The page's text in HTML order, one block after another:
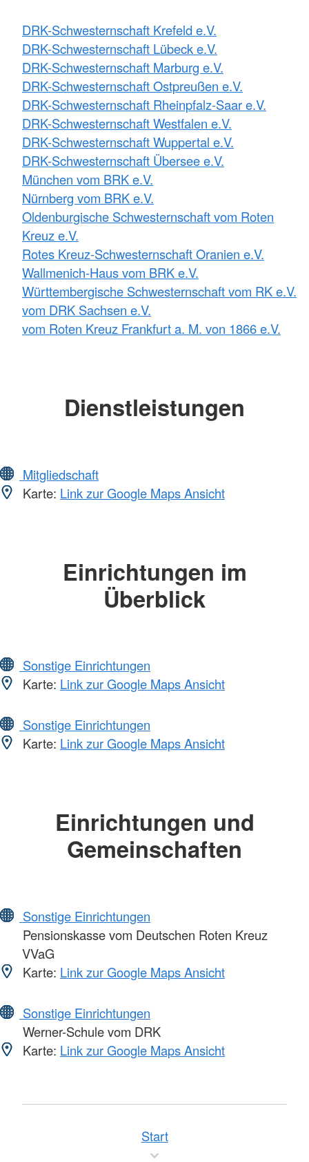
DRK-Schwesternschaft Krefeld e.V.
DRK-Schwesternschaft Lübeck e.V.
DRK-Schwesternschaft Marburg e.V.
DRK-Schwesternschaft Ostpreußen e.V.
DRK-Schwesternschaft Rheinpfalz-Saar e.V.
DRK-Schwesternschaft Westfalen e.V.
DRK-Schwesternschaft Wuppertal e.V.
DRK-Schwesternschaft Übersee e.V.
München vom BRK e.V.
Nürnberg vom BRK e.V.
Oldenburgische Schwesternschaft vom Roten
Kreuz e.V.
Rotes Kreuz-Schwesternschaft Oranien e.V.
Wallmenich-Haus vom BRK e.V.
Württembergische Schwesternschaft vom RK e.V.
vom DRK Sachsen e.V.
vom Roten Kreuz Frankfurt a. M. von 1866 e.V.
Dienstleistungen
Mitgliedschaft
Karte: Link zur Google Maps Ansicht
Einrichtungen im
Überblick
Sonstige Einrichtungen
Karte: Link zur Google Maps Ansicht
Sonstige Einrichtungen
Karte: Link zur Google Maps Ansicht
Einrichtungen und
Gemeinschaften
Sonstige Einrichtungen
Pensionskasse vom Deutschen Roten Kreuz
VVaG
Karte: Link zur Google Maps Ansicht
Sonstige Einrichtungen
Werner-Schule vom DRK
Karte: Link zur Google Maps Ansicht
Start